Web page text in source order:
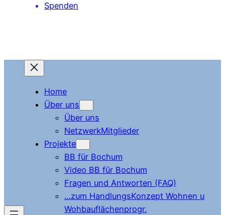
Spenden
Home
Über uns
Über uns
NetzwerkMitglieder
Projekte
BB für Bochum
Video BB für Bochum
Fragen und Antworten (FAQ)
…zum HandlungsKonzept Wohnen u
Wohbauflächenprogr.